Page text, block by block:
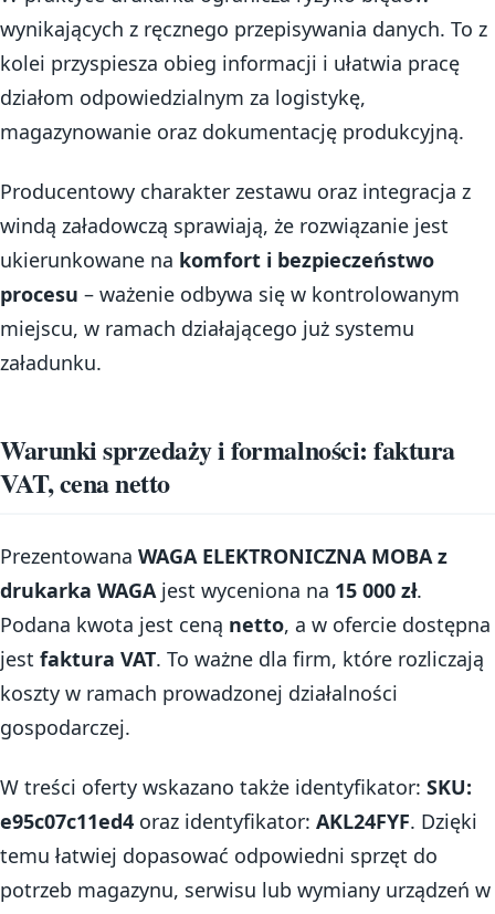
wynikających z ręcznego przepisywania danych. To z
kolei przyspiesza obieg informacji i ułatwia pracę
działom odpowiedzialnym za logistykę,
magazynowanie oraz dokumentację produkcyjną.
Producentowy charakter zestawu oraz integracja z
windą załadowczą sprawiają, że rozwiązanie jest
ukierunkowane na komfort i bezpieczeństwo
procesu – ważenie odbywa się w kontrolowanym
miejscu, w ramach działającego już systemu
załadunku.
Warunki sprzedaży i formalności: faktura
VAT, cena netto
Prezentowana WAGA ELEKTRONICZNA MOBA z
drukarka WAGAjest wyceniona na 15 000 zł.
Podana kwota jest ceną netto, a w ofercie dostępna
jest faktura VAT. To ważne dla firm, które rozliczają
koszty w ramach prowadzonej działalności
gospodarczej.
W treści oferty wskazano także identyfikator: SKU:
e95c07c11ed4 oraz identyfikator: AKL24FYF. Dzięki
temu łatwiej dopasować odpowiedni sprzęt do
potrzeb magazynu, serwisu lub wymiany urządzeń w